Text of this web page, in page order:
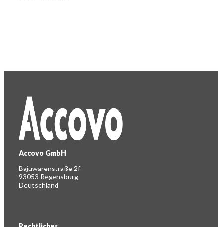
Accovo GmbH
Bajuwarenstraße 2f
93053 Regensburg
Deutschland